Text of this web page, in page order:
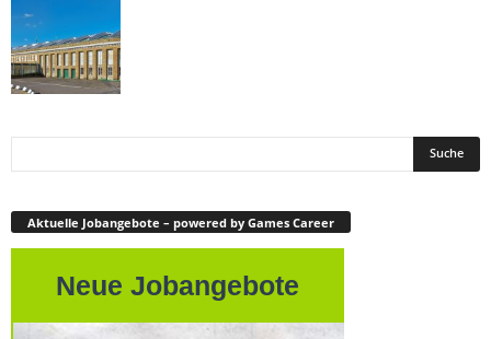
Aktuelle Jobangebote – powered by Games Career